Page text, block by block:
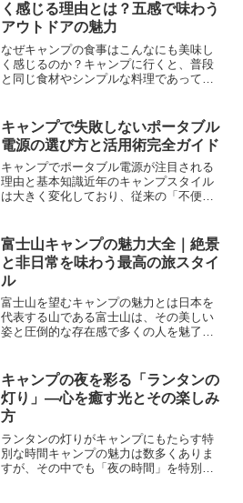
く感じる理由とは？五感で味わう
アウトドアの魅力
なぜキャンプの食事はこんなにも美味し
く感じるのか？キャンプに行くと、普段
と同じ食材やシンプルな料理であって
が共通して体験しているものであり、
「キャンプ飯は最高」と言われ...
キャンプで失敗しないポータブル
電源の選び方と活用術完全ガイド
キャンプでポータブル電源が注目される
理由と基本知識近年のキャンプスタイル
は大きく変化しており、従来の「不便を
れるようになっています。その中で注目
を集めているのがポータブ...
富士山キャンプの魅力大全｜絶景
と非日常を味わう最高の旅スタイ
ル
富士山を望むキャンプの魅力とは日本を
代表する山である富士山は、その美しい
姿と圧倒的な存在感で多くの人を魅了し
深く体感することができます。単に遠く
から眺めるだけでなく、自...
キャンプの夜を彩る「ランタンの
灯り」—心を癒す光とその楽しみ
方
ランタンの灯りがキャンプにもたらす特
別な時間キャンプの魅力は数多くありま
すが、その中でも「夜の時間」を特別な